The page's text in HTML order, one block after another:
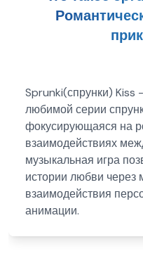
Sprunki(спрунки) Kiss
любимой серии
фокусирующаяся на
взаимодействиях
музыкальная игра
истории любви через
взаимодействия
анимации.